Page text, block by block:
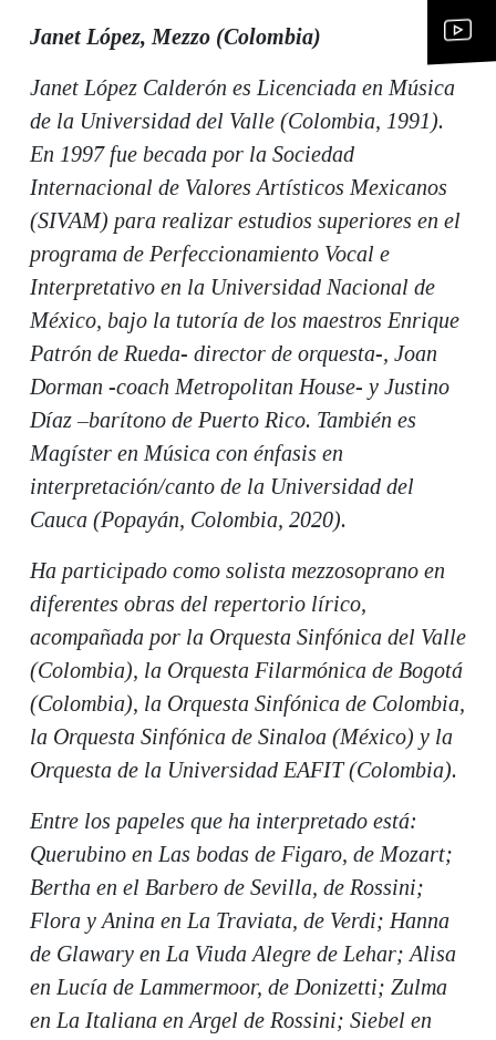
Janet López, Mezzo (Colombia)
Janet López Calderón es Licenciada en Música
de la Universidad del Valle (Colombia, 1991).
En 1997 fue becada por la Sociedad
Internacional de Valores Artísticos Mexicanos
(SIVAM) para realizar estudios superiores en el
programa de Perfeccionamiento Vocal e
Interpretativo en la Universidad Nacional de
México, bajo la tutoría de los maestros Enrique
Patrón de Rueda- director de orquesta-, Joan
Dorman -coach Metropolitan House- y Justino
Díaz –barítono de Puerto Rico. También es
Magíster en Música con énfasis en
interpretación/canto de la Universidad del
Cauca (Popayán, Colombia, 2020).
Ha participado como solista mezzosoprano en
diferentes obras del repertorio lírico,
acompañada por la Orquesta Sinfónica del Valle
(Colombia), la Orquesta Filarmónica de Bogotá
(Colombia), la Orquesta Sinfónica de Colombia,
la Orquesta Sinfónica de Sinaloa (México) y la
Orquesta de la Universidad EAFIT (Colombia).
Entre los papeles que ha interpretado está:
Querubino en Las bodas de Figaro, de Mozart;
Bertha en el Barbero de Sevilla, de Rossini;
Flora y Anina en La Traviata, de Verdi; Hanna
de Glawary en La Viuda Alegre de Lehar; Alisa
en Lucía de Lammermoor, de Donizetti; Zulma
en La Italiana en Argel de Rossini; Siebel en